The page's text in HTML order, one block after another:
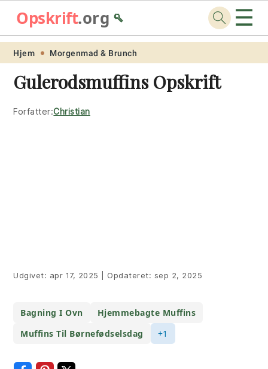
Skip
primary
navigation
Skip
main
content
Skip
primary
sidebar
Skip
footer
Opskrift.org🥄 ☰
Hjem Morgenmad & Brunch
Gulerodsmuffins Opskrift
Forfatter:Christian
Udgivet: apr 17, 2025 Opdateret: sep 2, 2025
Bagning I Ovn
Hjemmebagte Muffins
Muffins Til Børnefødselsdag
+1